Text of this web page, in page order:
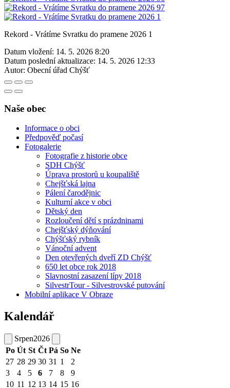
Rekord - Vrátíme Svratku do pramene 2026 1
Datum vložení: 14. 5. 2026 8:20
Datum poslední aktualizace: 14. 5. 2026 12:33
Autor: Obecní úřad Chýšť
Naše obec
Informace o obci
Předpověď počasí
Fotogalerie
Fotografie z historie obce
SDH Chýšť
Úprava prostorů u koupaliště
Chejšťská lajna
Pálení čarodějnic
Kulturní akce v obci
Dětský den
Rozloučení dětí s prázdninami
Chejšťský dýňování
Chýšťský rybník
Vánoční advent
Den otevřených dveří ZD Chýšť
650 let obce rok 2018
Slavnostní zasazení lípy 2018
SilvestrTour - Silvestrovské putování
Mobilní aplikace V Obraze
Kalendář
Srpen2026
Po Út St Čt Pá So Ne
27 28 29 30 31 1
2
3
4 5 6 7 8
9
10 11 12 13 14 15 16